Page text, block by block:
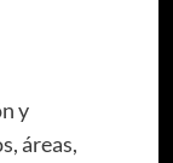
y
áreas,